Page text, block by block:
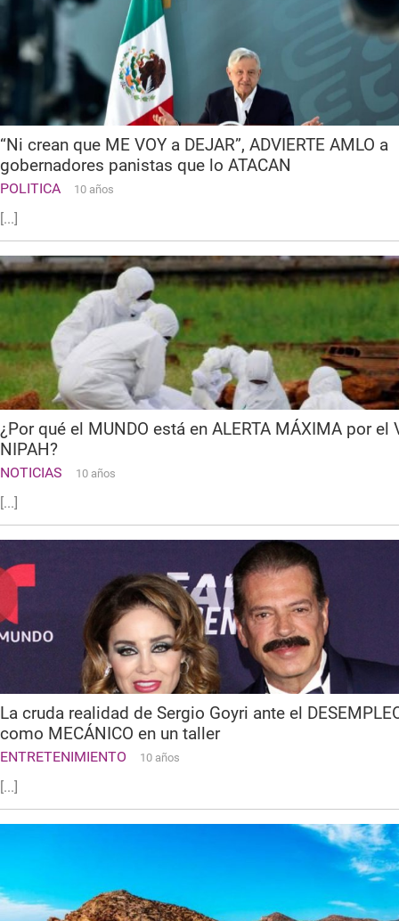
“Ni crean que ME VOY a DEJAR”, ADVIERTE AMLO a
gobernadores panistas que lo ATACAN
POLITICA 10 años
[...]
¿Por qué el MUNDO está en ALERTA MÁXIMA por el
NIPAH?
NOTICIAS 10 años
[...]
La cruda realidad de Sergio Goyri ante el
como MECÁNICO en un taller
ENTRETENIMIENTO 10 años
[...]